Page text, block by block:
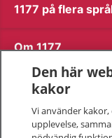
1177 på flera
Om 1177
Kontakt
Behandling av
Den här
kakor
Vi använder
upplevelse,